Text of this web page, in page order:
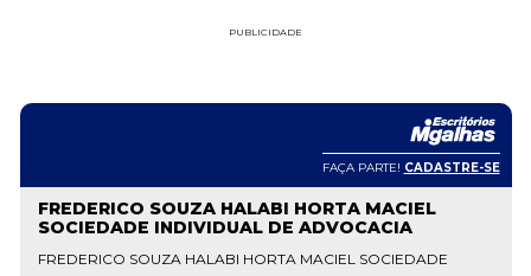
PUBLICIDADE
FAÇA PARTE! CADASTRE-SE
FREDERICO SOUZA HALABI HORTA MACIEL
SOCIEDADE INDIVIDUAL DE ADVOCACIA
FREDERICO SOUZA HALABI HORTA MACIEL SOCIEDADE